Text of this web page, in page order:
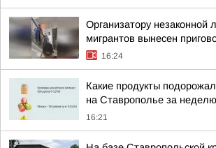
Организатору незаконной
мигрантов вынесен
16:24
Какие продукты
на Ставрополье за неделю
16:21